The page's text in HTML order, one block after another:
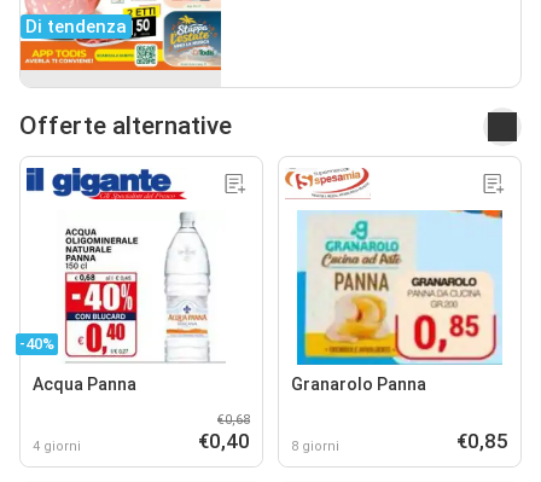
Di tendenza
Offerte alternative
-40%
Acqua Panna
4 giorni
€0,68
€0,40
Granarolo Panna
8 giorni €0,85